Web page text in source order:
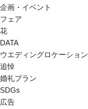
企画・イベント
フェア
花
DATA
ウエディングロケーション
追悼
婚礼プラン
SDGs
広告